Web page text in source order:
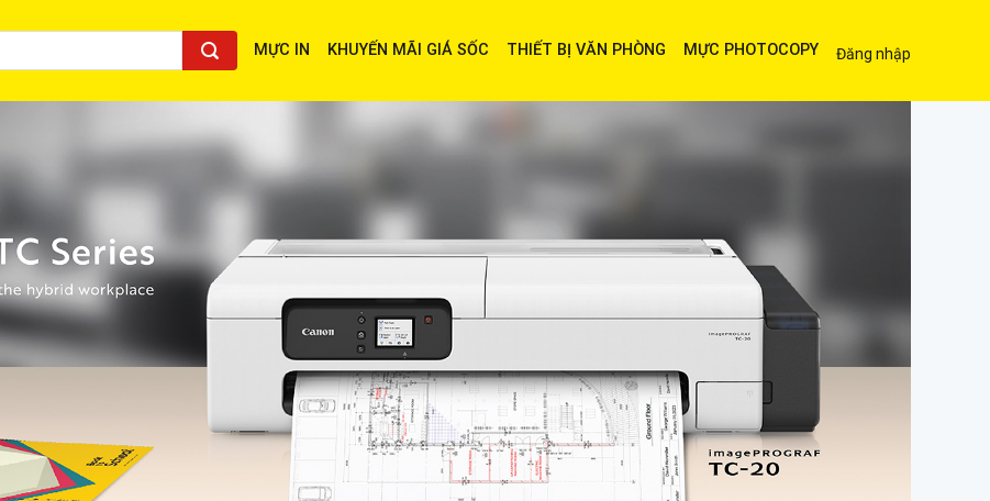
MỰC IN KHUYẾN MÃI GIÁ SỐC THIẾT BỊ VĂN PHÒNG MỰC PHOTOCOPY Đăng nhập